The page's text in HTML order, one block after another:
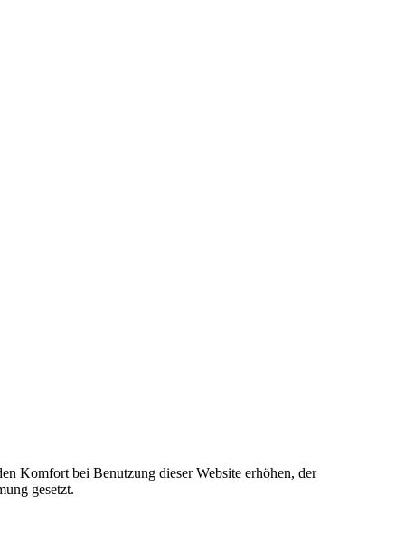
Komfort bei Benutzung dieser Website erhöhen, der
gesetzt.